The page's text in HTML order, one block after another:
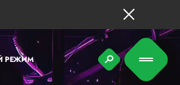
РЕЖИМ